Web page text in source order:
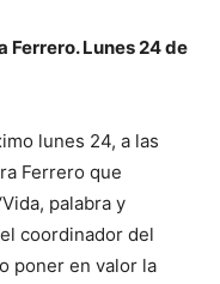
Ferrero. Lunes 24 de
lunes 24, a las
Ferrero que
palabra y
coordinador del
poner en valor la